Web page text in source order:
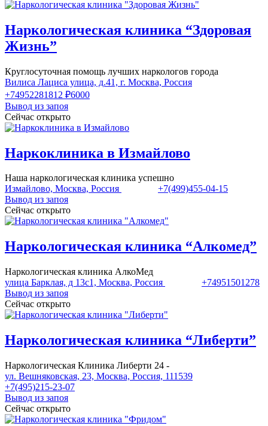
Наркологическая клиника “Здоровая
Жизнь”
Круглосуточная помощь лучших наркологов города
Вилиса Лациса улица, д.41, г. Москва, Россия
+74952281812 ₽6000
Вывод из запоя
Сейчас открыто
Наркоклиника в Измайлово
Наша наркологическая клиника успешно
Измайлово, Москва, Россия
+7(499)455-04-15
Вывод из запоя
Сейчас открыто
Наркологическая клиника “Алкомед”
Наркологическая клиника АлкоМед
улица Барклая, д 13с1, Москва, Россия
+74951501278
Вывод из запоя
Сейчас открыто
Наркологическая клиника “Либерти”
Наркологическая Клиника Либерти 24 -
ул. Вешняковская, 23, Москва, Россия, 111539
+7(495)215-23-07
Вывод из запоя
Сейчас открыто